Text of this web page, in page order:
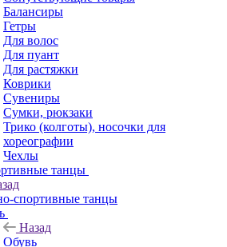
Балансиры
Гетры
Для волос
Для пуант
Для растяжки
Коврики
Сувениры
Сумки, рюкзаки
Трико (колготы), носочки для
хореографии
Чехлы
танцы
спортивные танцы
Назад
Обувь